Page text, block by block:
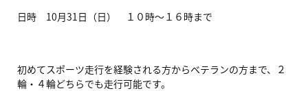
日時 10月31日（日） １０時〜１６時まで
初めてスポーツ走行を経験される方からベテランの方まで、２
輪・４輪どちらでも走行可能です。